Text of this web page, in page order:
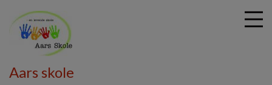
Aars skole